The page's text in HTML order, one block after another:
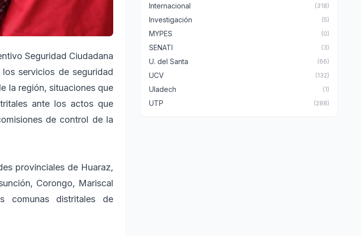
Seguridad Ciudadana
servicios de seguridad
la región, situaciones que
ante los actos que
de control de la
provinciales de Huaraz,
Corongo, Mariscal
comunas distritales de
Internacional (318)
Investigación (5)
MYPES (0)
SENATI (3)
U. del Santa (66)
UCV (132)
Uladech (1)
UTP (288)